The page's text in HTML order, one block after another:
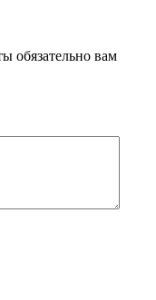
обязательно вам